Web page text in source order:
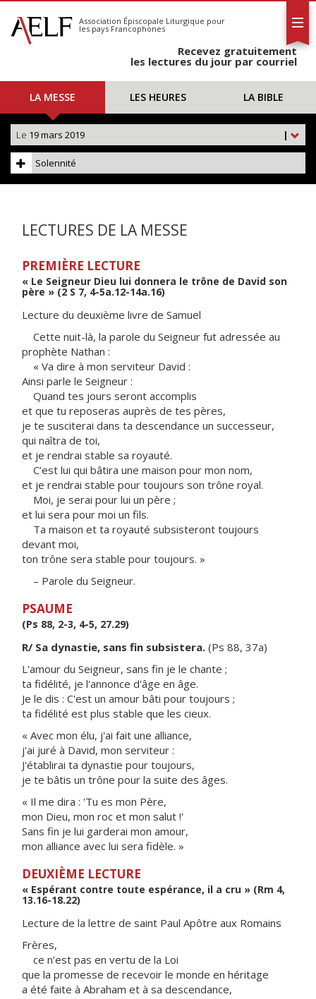
S'abonner
Calendrier
Association Épiscopale Liturgique pour
les pays Francophones
Recevez gratuitement
les lectures du jour par courriel
LA MESSE LES HEURES LA BIBLE
|
Le 19 mars 2019
Solennité
LECTURES DE LA MESSE
PREMIÈRE LECTURE
« Le Seigneur Dieu lui donnera le trône de David son
père » (2 S 7, 4-5a.12-14a.16)
Lecture du deuxième livre de Samuel
Cette nuit-là, la parole du Seigneur fut adressée au
prophète Nathan :
« Va dire à mon serviteur David :
Ainsi parle le Seigneur :
Quand tes jours seront accomplis
et que tu reposeras auprès de tes pères,
je te susciterai dans ta descendance un successeur,
qui naîtra de toi,
et je rendrai stable sa royauté.
C’est lui qui bâtira une maison pour mon nom,
et je rendrai stable pour toujours son trône royal.
Moi, je serai pour lui un père ;
et lui sera pour moi un fils.
Ta maison et ta royauté subsisteront toujours
devant moi,
ton trône sera stable pour toujours. »
– Parole du Seigneur.
PSAUME
(Ps 88, 2-3, 4-5, 27.29)
R/ Sa dynastie, sans fin subsistera. (Ps 88, 37a)
L'amour du Seigneur, sans fin je le chante ;
ta fidélité, je l'annonce d'âge en âge.
Je le dis : C'est un amour bâti pour toujours ;
ta fidélité est plus stable que les cieux.
« Avec mon élu, j'ai fait une alliance,
j'ai juré à David, mon serviteur :
J'établirai ta dynastie pour toujours,
je te bâtis un trône pour la suite des âges.
« Il me dira : 'Tu es mon Père,
mon Dieu, mon roc et mon salut !'
Sans fin je lui garderai mon amour,
mon alliance avec lui sera fidèle. »
DEUXIÈME LECTURE
« Espérant contre toute espérance, il a cru » (Rm 4,
13.16-18.22)
Lecture de la lettre de saint Paul Apôtre aux Romains
Frères,
ce n’est pas en vertu de la Loi
que la promesse de recevoir le monde en héritage
a été faite à Abraham et à sa descendance,